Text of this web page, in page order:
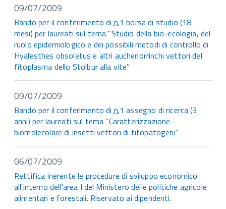
09/07/2009
Bando per il conferimento di n.1 borsa di studio (18
mesi) per laureati sul tema "Studio della bio-ecologia, del
ruolo epidemiologico e dei possibili metodi di controllo di
Hyalesthes obsoletus e altri auchenorrinchi vettori del
fitoplasma dello Stolbur alla vite"
09/07/2009
Bando per il conferimento di n.1 assegno di ricerca (3
anni) per laureati sul tema "Caratterizzazione
biomolecolare di insetti vettori di fitopatogeni"
06/07/2009
Rettifica inerente le procedure di sviluppo economico
all'interno dell'area I del Ministero delle politiche agricole
alimentari e forestali. Riservato ai dipendenti.